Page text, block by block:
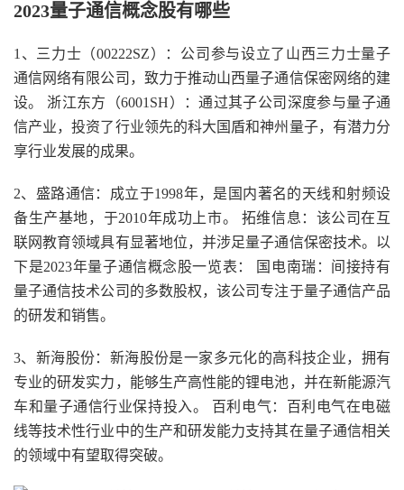
2023量子通信概念股有哪些
1、三力士（00222SZ）：公司参与设立了山西三力士量子
通信网络有限公司，致力于推动山西量子通信保密网络的建
设。 浙江东方（6001SH）：通过其子公司深度参与量子通
信产业，投资了行业领先的科大国盾和神州量子，有潜力分
享行业发展的成果。
2、盛路通信：成立于1998年，是国内著名的天线和射频设
备生产基地，于2010年成功上市。 拓维信息：该公司在互
联网教育领域具有显著地位，并涉足量子通信保密技术。以
下是2023年量子通信概念股一览表： 国电南瑞：间接持有
量子通信技术公司的多数股权，该公司专注于量子通信产品
的研发和销售。
3、新海股份：新海股份是一家多元化的高科技企业，拥有
专业的研发实力，能够生产高性能的锂电池，并在新能源汽
车和量子通信行业保持投入。 百利电气：百利电气在电磁
线等技术性行业中的生产和研发能力支持其在量子通信相关
的领域中有望取得突破。